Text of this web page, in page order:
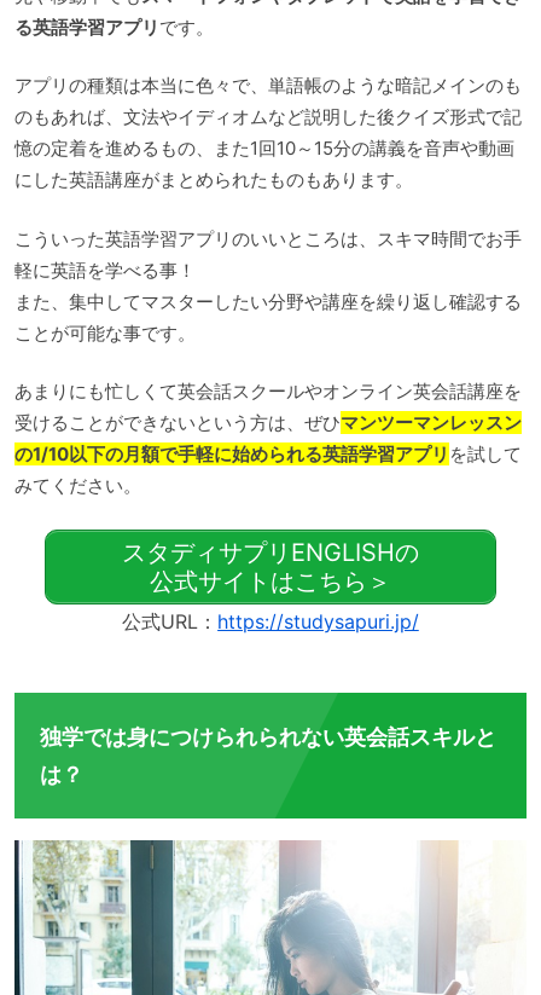
る英語学習アプリ です。
アプリの種類は本当に色々で、単語帳のような暗記メインのも
のもあれば、文法やイディオムなど説明した後クイズ形式で記
憶の定着を進めるもの、また1回10～15分の講義を音声や動画
にした英語講座がまとめられたものもあります。
こういった英語学習アプリのいいところは、スキマ時間でお手
軽に英語を学べる事！
また、集中してマスターしたい分野や講座を繰り返し確認する
ことが可能な事です。
あまりにも忙しくて英会話スクールやオンライン英会話講座を
受けることができないという方は、ぜひマンツーマンレッスン
の1/10以下の月額で手軽に始められる英語学習アプリ を試して
みてください。
スタディサプリENGLISHの
公式サイトはこちら＞
公式URL： https://studysapuri.jp/
独学では身につけられられない英会話スキルと
は？